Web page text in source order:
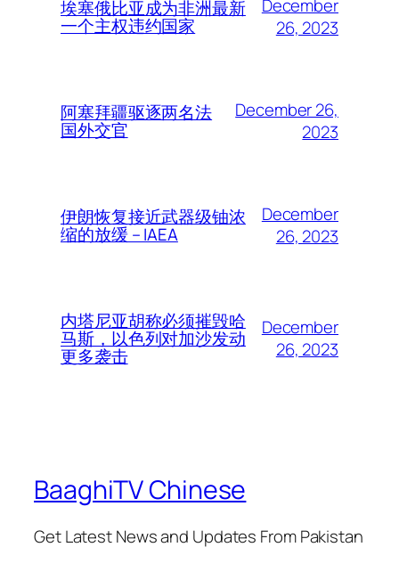
埃塞俄比亚成为非洲最新
一个主权违约国家
December
26, 2023
阿塞拜疆驱逐两名法
国外交官
December 26,
2023
伊朗恢复接近武器级铀浓
缩的放缓 – IAEA
December
26, 2023
内塔尼亚胡称必须摧毁哈
马斯，以色列对加沙发动
更多袭击
December
26, 2023
BaaghiTV Chinese
Get Latest News and Updates From Pakistan